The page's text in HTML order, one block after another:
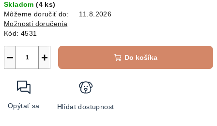
cena:
Skladom(4 ks)
Môžeme doručiť do:
11.8.2026
Možnosti doručenia
Kód: 4531
+
− Do košíka
Opýtať sa Hlídat dostupnost